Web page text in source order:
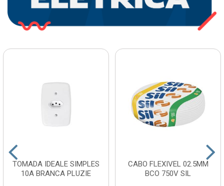
TOMADA IDEALE SIMPLES
10A BRANCA PLUZIE
CABO FLEXIVEL 02.5MM
BCO 750V SIL